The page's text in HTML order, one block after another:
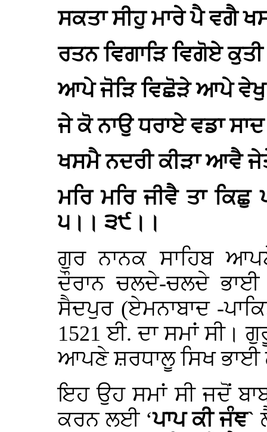
ਸਕਤਾ ਸੀਹੁ ਮਾਰੇ ਪੈ ਵਗੈ
ਰਤਨ ਵਿਗਾੜਿ ਵਿਗੋਏ
ਆਪੇ ਜੋੜਿ ਵਿਛੋੜੇ ਆਪੇ
ਜੇ ਕੋ ਨਾਉ ਧਰਾਏ ਵਡਾ
ਖਸਮੈ ਨਦਰੀ ਕੀੜਾ ਆਵੈ
ਮਰਿ ਮਰਿ ਜੀਵੈ ਤਾ
੫।। ੩੯।।
ਗੁਰ ਨਾਨਕ ਸਾਹਿਬ
ਦੌਰਾਨ ਚਲਦੇ-ਚਲਦੇ ਭਾਈ
ਸੈਦਪੁਰ (ਏਮਨਾਬਾਦ -
1521 ਈ. ਦਾ ਸਮਾਂ ਸੀ।
ਆਪਣੇ ਸ਼ਰਧਾਲੂ ਸਿਖ ਭਾਈ
ਇਹ ਉਹ ਸਮਾਂ ਸੀ ਜਦੋਂ
ਕਰਨ ਲਈ ‘ਪਾਪ ਕੀ ਜੰਞ`